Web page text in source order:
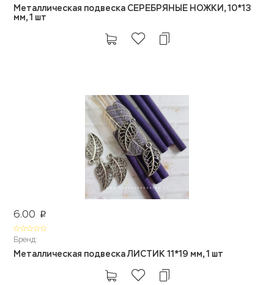
Металлическая подвеска СЕРЕБРЯНЫЕ НОЖКИ, 10*13
мм, 1 шт
6.00 p
Бренд:
Металлическая подвеска ЛИСТИК 11*19 мм, 1 шт